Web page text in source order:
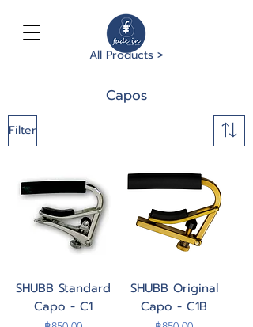
All Products >
Capos
Filter
SHUBB Standard
Capo - C1
SHUBB Original
Capo - C1B